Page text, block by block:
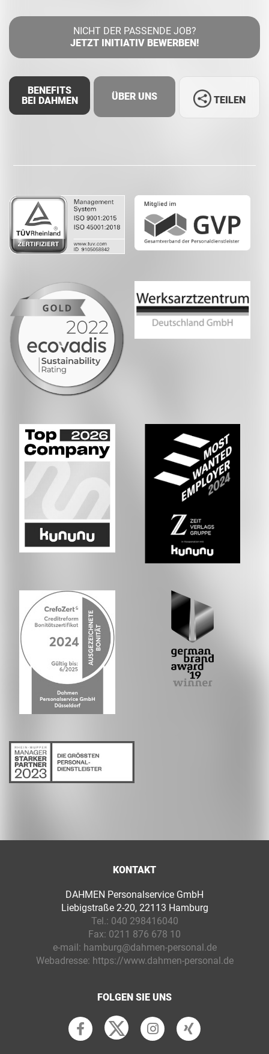
NICHT DER PASSENDE JOB?
JETZT INITIATIV BEWERBEN!
BENEFITS
BEI DAHMEN
ÜBER UNS TEILEN
KONTAKT
DAHMEN Personalservice GmbH
Liebigstraße 2-20, 22113 Hamburg
Tel.: 040 298416040
Fax: 0211 876 678 10
e-mail: hamburg@dahmen-personal.de
Webadresse: https://www.dahmen-personal.de
FOLGEN SIE UNS